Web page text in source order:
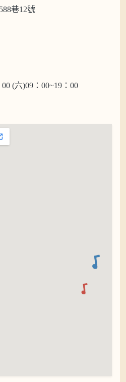
巷12號
(六)09：00~19：00